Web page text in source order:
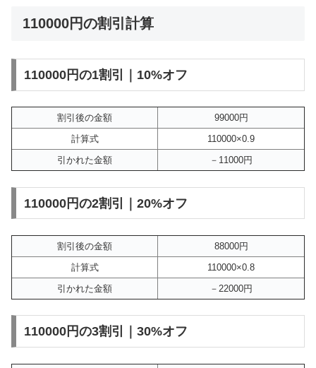
110000円の割引計算
110000円の1割引｜10%オフ
割引後の金額
99000円
計算式
110000×0.9
引かれた金額
－11000円
110000円の2割引｜20%オフ
割引後の金額
88000円
計算式
110000×0.8
引かれた金額
－22000円
110000円の3割引｜30%オフ